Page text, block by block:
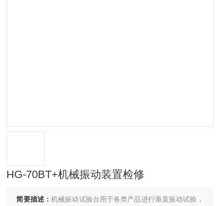
HG-70BT+机械振动装置检修
简要描述：机械振动试验台用于各类产品进行垂直振动试验，